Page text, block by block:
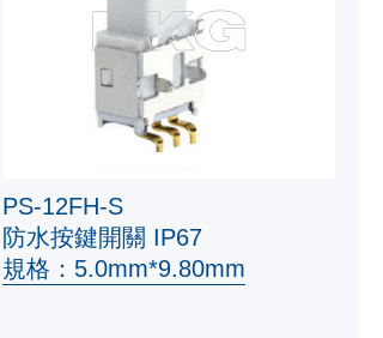
PS-12FH-S
防水按鍵開關 IP67
規格：5.0mm*9.80mm